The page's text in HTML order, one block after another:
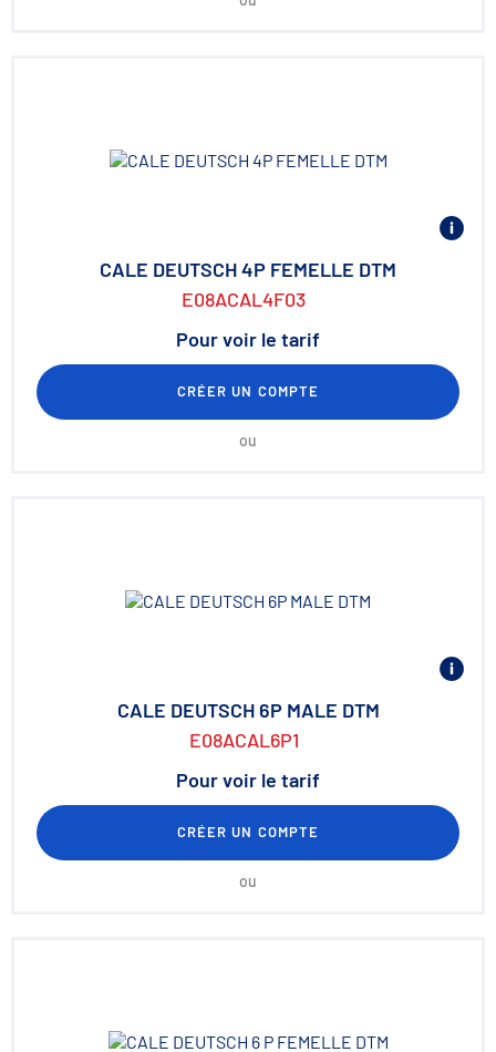
CALE DEUTSCH 4P FEMELLE DTM
E08ACAL4F03
Pour voir le tarif
CRÉER UN COMPTE
ou
CALE DEUTSCH 6P MALE DTM
E08ACAL6P1
Pour voir le tarif
CRÉER UN COMPTE
ou